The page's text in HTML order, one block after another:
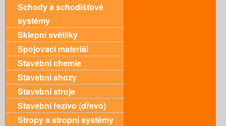
Schody a schodišťové
systémy
Sklepní světlíky
Spojovací materiál
Stavební chemie
Stavební shozy
Stavební stroje
Stavební řezivo (dřevo)
Stropy a stropní systémy